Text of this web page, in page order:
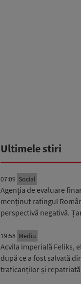
Ultimele stiri
07:09 Social
Agenția de evaluare
menținut ratingul
perspectivă negativă.
19:58 Mediu
Acvila imperială Feliks,
după ce a fost salvată
traficanților și